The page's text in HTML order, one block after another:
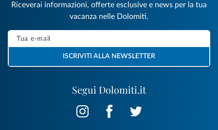
Segui Dolomiti.it
Riceverai informazioni, offerte esclusive e news per la tua
vacanza nelle Dolomiti.
ISCRIVITI ALLA NEWSLETTER